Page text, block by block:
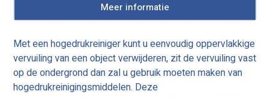
Meer informatie
Met een hogedrukreiniger kunt u eenvoudig oppervlakkige
vervuiling van een object verwijderen, zit de vervuiling vast
op de ondergrond dan zal u gebruik moeten maken van
hogedrukreinigingsmiddelen. Deze